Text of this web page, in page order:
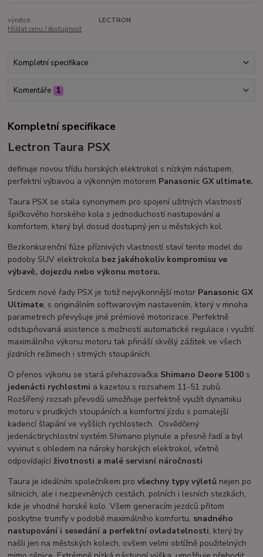
výrobce:
LECTRON
Hlídat cenu / dostupnost
Kompletní specifikace
Komentáře 1
Kompletní specifikace
Lectron Taura PSX
definuje novou třídu horských elektrokol s nízkým nástupem,
perfektní výbavou a výkonným motorem Panasonic GX ultimate.
Taura PSX se stala synonymem pro spojení užitných vlastností
špičkového horského kola s jednoduchostí nastupování a
komfortem, který byl dosud dostupný jen u městských kol.
Bezkonkurenční fúze příznivých vlastností staví tento model do
podoby SUV elektrokola bez jakéhokoliv kompromisu ve
výbavě, dojezdu nebo výkonu motoru.
Srdcem nové řady PSX je totiž nejvýkonnější motor Panasonic GX
Ultimate, s originálním softwarovým nastavením, který v mnoha
parametrech převyšuje jiné prémiové motorizace. Perfektně
odstupňovaná asistence s možností automatické regulace i využití
maximálního výkonu motoru tak přináší skvělý zážitek ve všech
jízdních režimech i strmých stoupáních.
O přenos výkonu se stará přehazovačka Shimano Deore 5100 s
jedenácti rychlostmi a kazetou s rozsahem 11-51 zubů.
Rozšířený rozsah převodů umožňuje perfektně využít dynamiku
motoru v prudkých stoupáních a komfortní jízdu s pomalejší
kadencí šlapání ve vyšších rychlostech. Osvědčený
jedenáctirychlostní systém Shimano plynule a přesně řadí a byl
vyvinut s ohledem na nároky horských elektrokol, včetně
odpovídajícíživotnosti a malé servisní náročnosti
Taura je ideálním společníkem provšechny typy výletů nejen po
silnicích, ale i nezpevněných cestách, polních i lesních stezkách,
kde je vhodné horské kolo. Všem generacím jezdců přitom
poskytne trumfy v podobě maximálního komfortu, snadného
nastupování i sesedání a perfektní ovladatelnosti, který by
našli jen na městských kolech, ovšem velmi obtížně použitelných